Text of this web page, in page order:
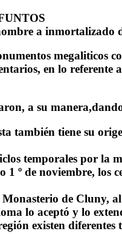
a
megaliticos
en lo
a su
también tiene su
temporales por
º de noviembre, los
de Cluny,
lo aceptó y lo
existen diferentes